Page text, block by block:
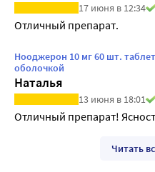
17 июня в 12:34
Отличный препарат.
Нооджерон 10 мг 60 шт.
оболочкой
Наталья
13 июня в 18:01
Отличный препарат!
Читать